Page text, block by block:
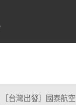
［台灣出發］國泰航